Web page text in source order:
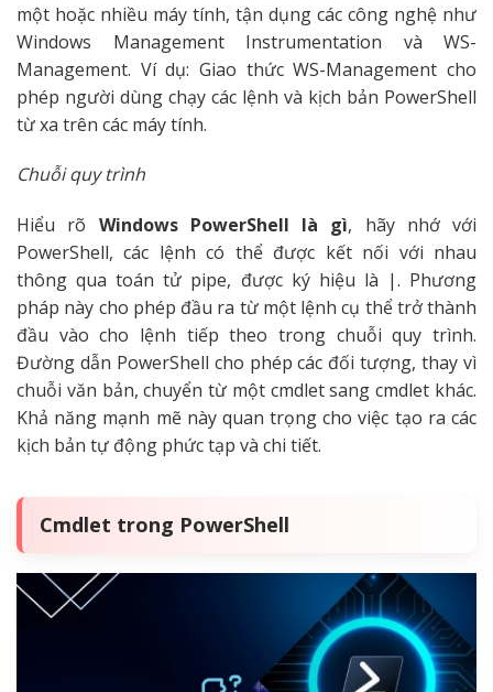
một hoặc nhiều máy tính, tận dụng các công nghệ như
Windows Management Instrumentation và WS-
Management. Ví dụ: Giao thức WS-Management cho
phép người dùng chạy các lệnh và kịch bản PowerShell
từ xa trên các máy tính.
Chuỗi quy trình
Hiểu rõ Windows PowerShell là gì, hãy nhớ với
PowerShell, các lệnh có thể được kết nối với nhau
thông qua toán tử pipe, được ký hiệu là |. Phương
pháp này cho phép đầu ra từ một lệnh cụ thể trở thành
đầu vào cho lệnh tiếp theo trong chuỗi quy trình.
Đường dẫn PowerShell cho phép các đối tượng, thay vì
chuỗi văn bản, chuyển từ một cmdlet sang cmdlet khác.
Khả năng mạnh mẽ này quan trọng cho việc tạo ra các
kịch bản tự động phức tạp và chi tiết.
Cmdlet trong PowerShell